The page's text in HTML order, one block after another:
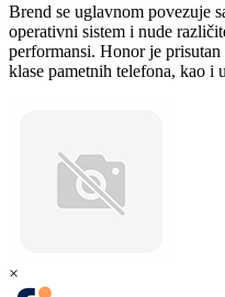
Brend se uglavnom povezuje
operativni sistem i nude
performansi. Honor je prisutan
klase pametnih telefona, kao i
×